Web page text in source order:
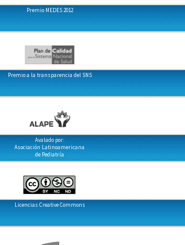
Premio MEDES 2012
Premio a la transparencia del SNS
Avalado por:
Asociación Latinoamericana
de Pediatría
Licencias Creative Commons